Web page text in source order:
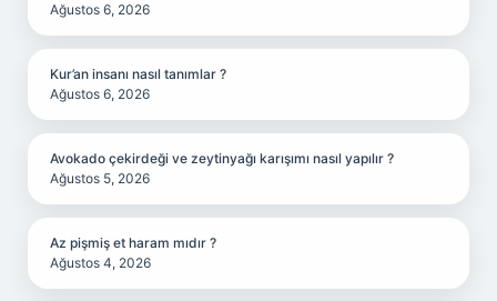
Ağustos 6, 2026
Kur’an insanı nasıl tanımlar ?
Ağustos 6, 2026
Avokado çekirdeği ve zeytinyağı karışımı nasıl yapılır ?
Ağustos 5, 2026
Az pişmiş et haram mıdır ?
Ağustos 4, 2026